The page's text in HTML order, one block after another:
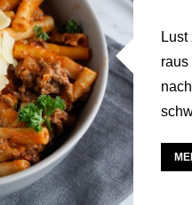
raus